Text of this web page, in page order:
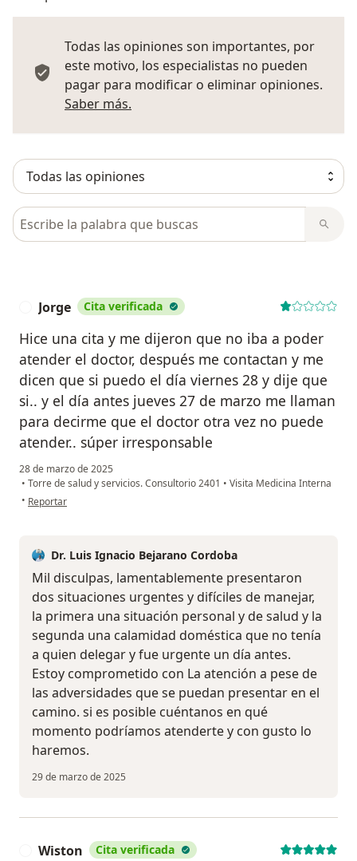
Todas las opiniones son importantes, por
este motivo, los especialistas no pueden
pagar para modificar o eliminar opiniones.
Saber más.
Busca en opiniones
Jorge Cita verificada
Hice una cita y me dijeron que no iba a poder
atender el doctor, después me contactan y me
dicen que si puedo el día viernes 28 y dije que
si.. y el día antes jueves 27 de marzo me llaman
para decirme que el doctor otra vez no puede
atender.. súper irresponsable
28 de marzo de 2025
• Torre de salud y servicios. Consultorio 2401 • Visita Medicina Interna
• en opinión del usuario Jorge
Reportar
Dr. Luis Ignacio Bejarano Cordoba
Mil disculpas, lamentablemente presentaron
dos situaciones urgentes y difíciles de manejar,
la primera una situación personal y de salud y la
segunda una calamidad doméstica que no tenía
a quien delegar y fue urgente un día antes.
Estoy comprometido con La atención a pese de
las adversidades que se puedan presentar en el
camino. si es posible cuéntanos en qué
momento podríamos atenderte y con gusto lo
haremos.
29 de marzo de 2025
Wiston Cita verificada